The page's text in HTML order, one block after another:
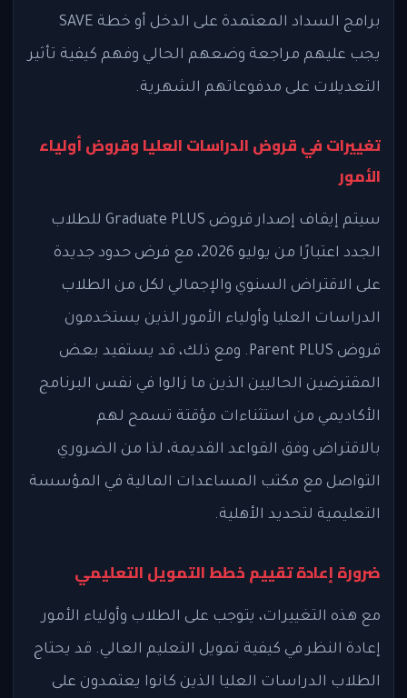
برامج السداد المعتمدة على الدخل أو خطة SAVE
يجب عليهم مراجعة وضعهم الحالي وفهم كيفية تأثير
التعديلات على مدفوعاتهم الشهرية.
تغييرات في قروض الدراسات العليا وقروض أولياء
الأمور
سيتم إيقاف إصدار قروض Graduate PLUS للطلاب
الجدد اعتبارًا من يوليو 2026، مع فرض حدود جديدة
على الاقتراض السنوي والإجمالي لكل من الطلاب
الدراسات العليا وأولياء الأمور الذين يستخدمون
قروض Parent PLUS. ومع ذلك، قد يستفيد بعض
المقترضين الحاليين الذين ما زالوا في نفس البرنامج
الأكاديمي من استثناءات مؤقتة تسمح لهم
بالاقتراض وفق القواعد القديمة، لذا من الضروري
التواصل مع مكتب المساعدات المالية في المؤسسة
التعليمية لتحديد الأهلية.
ضرورة إعادة تقييم خطط التمويل التعليمي
مع هذه التغييرات، يتوجب على الطلاب وأولياء الأمور
إعادة النظر في كيفية تمويل التعليم العالي. قد يحتاج
الطلاب الدراسات العليا الذين كانوا يعتمدون على